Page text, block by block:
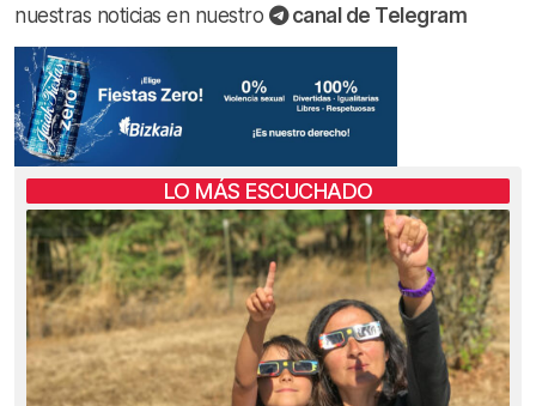
nuestras noticias en nuestro
canal de Telegram
LO MÁS ESCUCHADO